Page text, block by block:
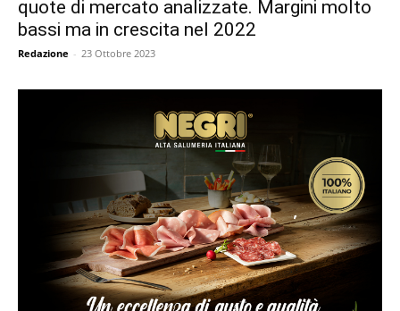
quote di mercato analizzate. Margini molto
bassi ma in crescita nel 2022
Redazione - 23 Ottobre 2023